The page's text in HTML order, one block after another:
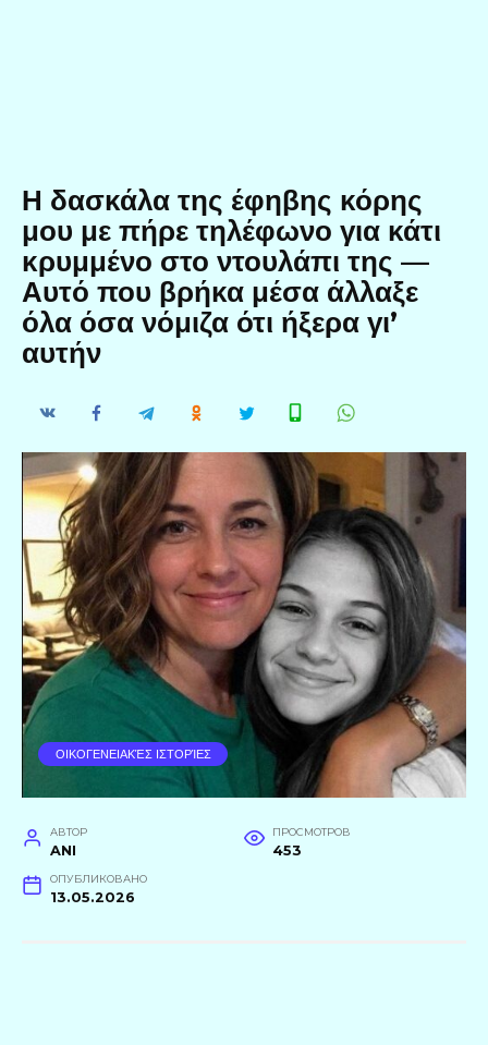
Η δασκάλα της έφηβης κόρης
μου με πήρε τηλέφωνο για κάτι
κρυμμένο στο ντουλάπι της —
Αυτό που βρήκα μέσα άλλαξε
όλα όσα νόμιζα ότι ήξερα γι’
αυτήν
ΟΙΚΟΓΕΝΕΙΑΚΈΣ ΙΣΤΟΡΊΕΣ
АВТОР
ANI
ПРОСМОТРОВ
453
ОПУБЛИКОВАНО
13.05.2026